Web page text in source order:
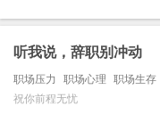
听我说，辞职别冲动
职场压力 职场心理 职场生存
祝你前程无忧